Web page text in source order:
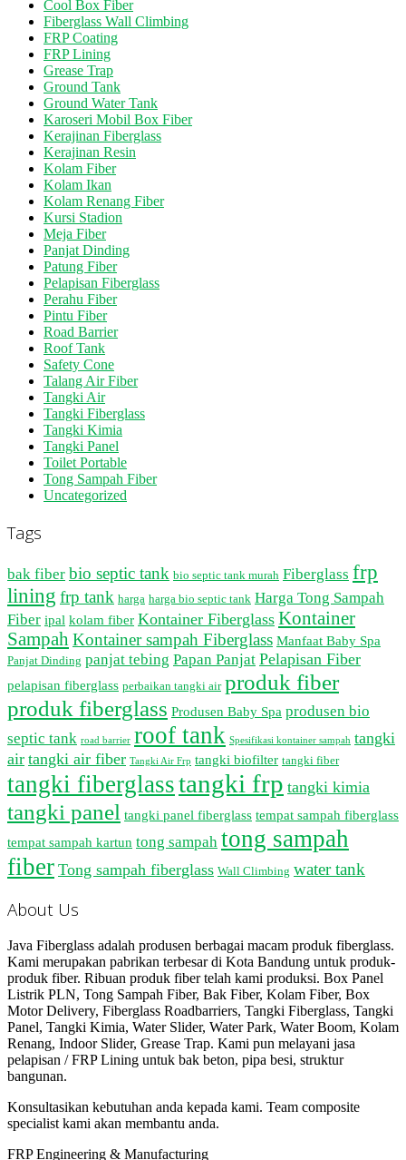
Cool Box Fiber
Fiberglass Wall Climbing
FRP Coating
FRP Lining
Grease Trap
Ground Tank
Ground Water Tank
Karoseri Mobil Box Fiber
Kerajinan Fiberglass
Kerajinan Resin
Kolam Fiber
Kolam Ikan
Kolam Renang Fiber
Kursi Stadion
Meja Fiber
Panjat Dinding
Patung Fiber
Pelapisan Fiberglass
Perahu Fiber
Pintu Fiber
Road Barrier
Roof Tank
Safety Cone
Talang Air Fiber
Tangki Air
Tangki Fiberglass
Tangki Kimia
Tangki Panel
Toilet Portable
Tong Sampah Fiber
Uncategorized
Tags
bak fiber bio septic tank bio septic tank murah Fiberglass frp
lining frp tank harga harga bio septic tank Harga Tong Sampah
Fiber ipal kolam fiber Kontainer Fiberglass Kontainer
Sampah Kontainer sampah Fiberglass Manfaat Baby Spa
Panjat Dinding panjat tebing Papan Panjat Pelapisan Fiber
pelapisan fiberglass perbaikan tangki air produk fiber
produk fiberglass Produsen Baby Spa produsen bio
septic tank road barrier roof tank Spesifikasi kontainer sampah tangki
air tangki air fiber Tangki Air Frp tangki biofilter tangki fiber
tangki fiberglasstangki frp tangki kimia
tangki panel tangki panel fiberglass tempat sampah fiberglass
tempat sampah kartun tong sampah tong sampah
fiber Tong sampah fiberglass Wall Climbing water tank
About Us
Java Fiberglass adalah produsen berbagai macam produk fiberglass.
Kami merupakan pabrikan terbesar di Kota Bandung untuk produk-
produk fiber. Ribuan produk fiber telah kami produksi. Box Panel
Listrik PLN, Tong Sampah Fiber, Bak Fiber, Kolam Fiber, Box
Motor Delivery, Fiberglass Roadbarriers, Tangki Fiberglass, Tangki
Panel, Tangki Kimia, Water Slider, Water Park, Water Boom, Kolam
Renang, Indoor Slider, Grease Trap. Kami pun melayani jasa
pelapisan / FRP Lining untuk bak beton, pipa besi, struktur
bangunan.
Konsultasikan kebutuhan anda kepada kami. Team composite
specialist kami akan membantu anda.
FRP Engineering & Manufacturing